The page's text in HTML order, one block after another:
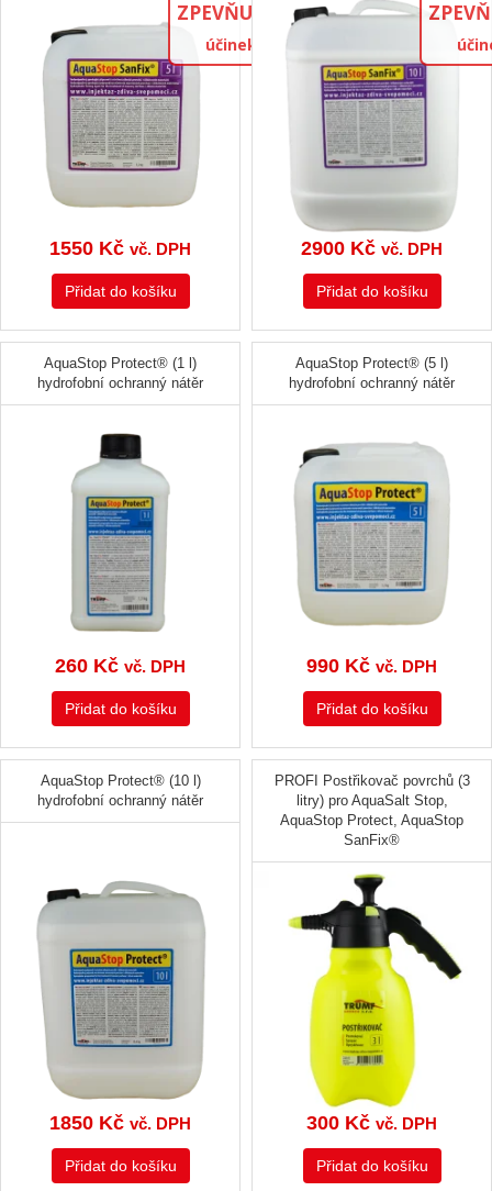
ZPEVŇUJÍCÍ
účinek
1550 Kč vč. DPH
Přidat do košíku
2900 Kč vč. DPH
Přidat do košíku
AquaStop Protect® (1 l)
hydrofobní ochranný nátěr
260 Kč vč. DPH
Přidat do košíku
AquaStop Protect® (5 l)
hydrofobní ochranný nátěr
990 Kč vč. DPH
Přidat do košíku
AquaStop Protect® (10 l)
hydrofobní ochranný nátěr
1850 Kč vč. DPH
Přidat do košíku
PROFI Postřikovač povrchů (3
litry) pro AquaSalt Stop,
AquaStop Protect, AquaStop
SanFix®
300 Kč vč. DPH
Přidat do košíku